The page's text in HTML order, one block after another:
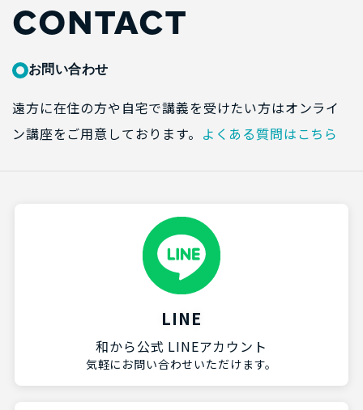
CONTACT
お問い合わせ
遠方に在住の方や自宅で講義を受けたい方はオンライ
ン講座をご用意しております。 よくある質問はこちら
LINE
和から公式 LINEアカウント
気軽にお問い合わせいただけます。